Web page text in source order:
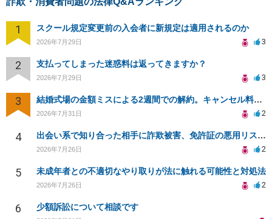
1 スクール規定変更前の入会者に新規定は適用されるのか
2026年7月29日 3
2 支払ってしまった迷惑料は返ってきますか？
2026年7月29日 3
3 結婚式場の金額ミスによる2週間での解約。キャンセル料10万円の免除は可能か。
2026年7月31日 2
4 出会い系で知り合った相手に詐欺被害、免許証の悪用リスクと対策。
2026年7月26日 2
5 未成年者との不適切なやり取りが法に触れる可能性と対処法
2026年7月26日 2
6 少額訴訟について相談です